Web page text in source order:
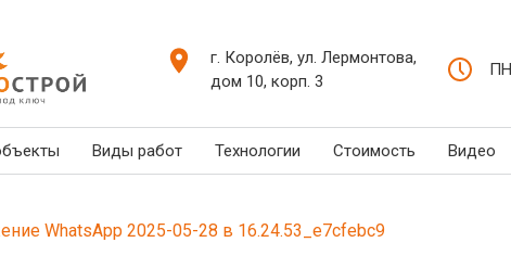
г. Королёв, ул. Лермонтова,
дом 10, корп. 3
Виды работ Технологии Стоимость Видео
WhatsApp 2025-05-28 в 16.24.53_e7cfebc9